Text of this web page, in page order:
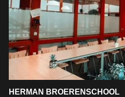
HERMAN BROERENSCHOOL